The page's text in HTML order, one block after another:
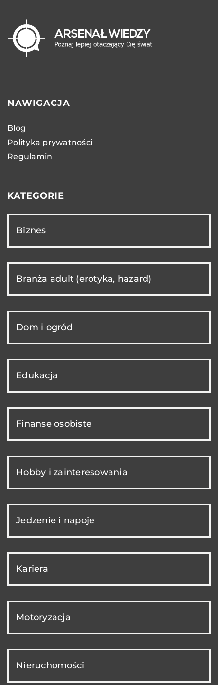
NAWIGACJA
Blog
Polityka prywatności
Regulamin
KATEGORIE
Biznes
Branża adult (erotyka, hazard)
Dom i ogród
Edukacja
Finanse osobiste
Hobby i zainteresowania
Jedzenie i napoje
Kariera
Motoryzacja
Nieruchomości